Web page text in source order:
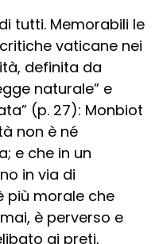
tutti. Memorabili le
vaticane nei
definita da
naturale” e
(p. 27): Monbiot
non è né
e che in un
in via di
più morale che
è perverso e
ai preti,